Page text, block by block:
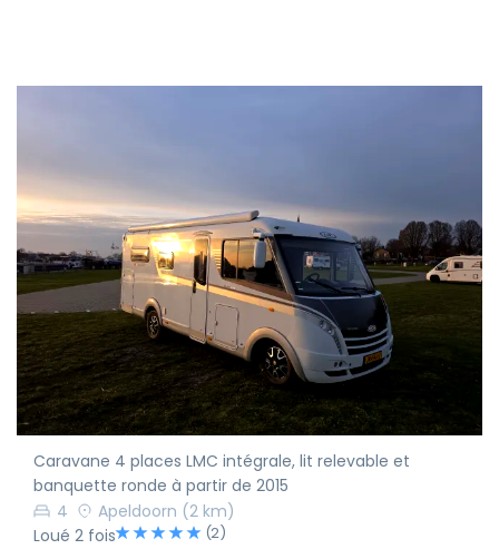
Caravane 4 places LMC intégrale, lit relevable et
banquette ronde à partir de 2015
4
Apeldoorn (2 km)
Loué 2 fois
(2)